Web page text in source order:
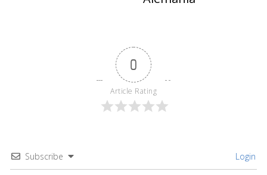
0
Article Rating
Subscribe Login